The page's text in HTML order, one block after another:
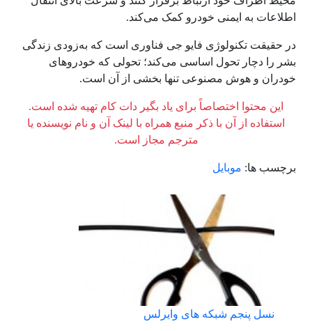
اطلاعات به ایمنی خودرو کمک می‌کند.
در حقیقت تکنولوژی فایو جی فناوری است که به‌زودی زندگی
بشر را دچار تحول اساسی می‌کند؛ تحولی که خودروهای
خودران و هوش مصنوعی تنها بخشی از آن است.
این محتوا اختصاصاً برای یاد بگیر دات کام تهیه شده است.
استفاده از آن با ذکر منبع همراه با لینک آن و نام نویسنده یا
مترجم مجاز است.
برچسب ها: موبایل
نسل پنجم شبکه های وایرلس